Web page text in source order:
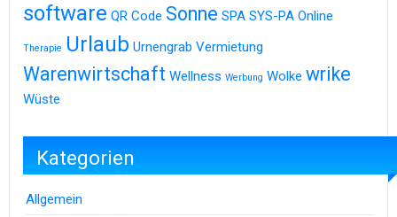
software QR Code Sonne SPA SYS-PA Online
Therapie Urlaub Urnengrab Vermietung
Warenwirtschaft Wellness Werbung Wolke wrike
Wüste
Kategorien
Allgemein